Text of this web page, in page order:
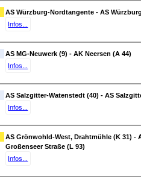
AS Würzburg-Nordtangente - AS
Infos...
AS MG-Neuwerk (9) - AK Neersen (A 44)
Infos...
AS Salzgitter-Watenstedt (40) - AS
Infos...
AS Grönwohld-West, Drahtmühle (K 31) -
Großenseer Straße (L 93)
Infos...